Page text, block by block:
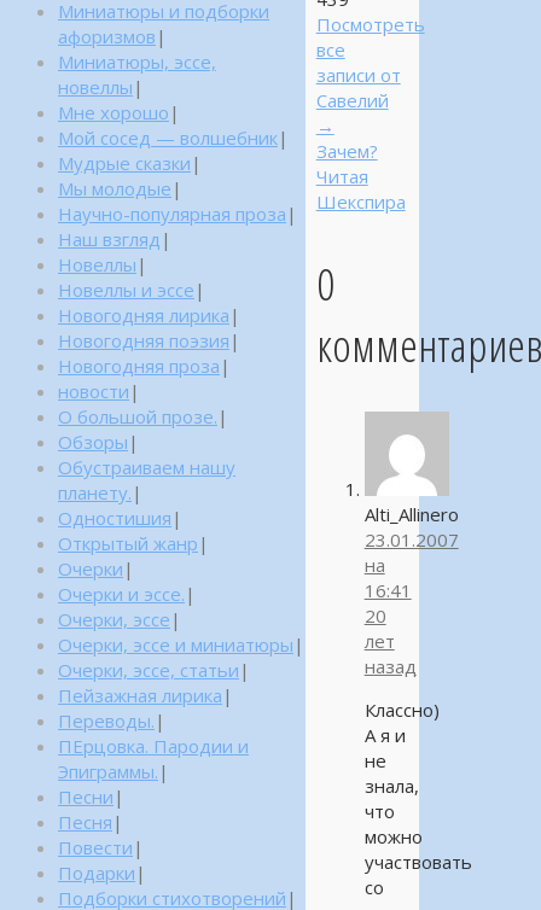
Посмотреть
все
записи от
Савелий
→
Зачем?
Читая
Шекспира
0
Alti_Allinero
23.01.2007
на
16:41
20
лет
назад
Классно)
А я и
не
знала,
что
можно
участвовать
со
Миниатюры и подборки
афоризмов |
Миниатюры, эссе,
новеллы |
Мне хорошо |
Мой сосед — волшебник|
Мудрые сказки |
Мы молодые |
Научно-популярная проза |
Наш взгляд |
Новеллы |
Новеллы и эссе |
Новогодняя лирика |
Новогодняя поэзия |
Новогодняя проза |
новости |
О большой прозе. |
Обзоры |
Обустраиваем нашу
планету. |
Одностишия |
Открытый жанр |
Очерки |
Очерки и эссе. |
Очерки, эссе |
Очерки, эссе и миниатюры |
Очерки, эссе, статьи |
Пейзажная лирика |
Переводы. |
ПЕрцовка. Пародии и
Эпиграммы. |
Песни |
Песня |
Повести |
Подарки |
Подборки стихотворений |